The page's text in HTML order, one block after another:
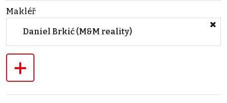
Makléř
Daniel Brkić (M&M reality)
+